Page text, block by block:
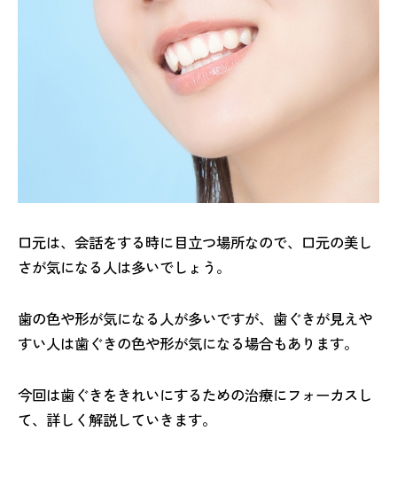
口元は、会話をする時に目立つ場所なので、口元の美し
さが気になる人は多いでしょう。
歯の色や形が気になる人が多いですが、歯ぐきが見えや
すい人は歯ぐきの色や形が気になる場合もあります。
今回は歯ぐきをきれいにするための治療にフォーカスし
て、詳しく解説していきます。